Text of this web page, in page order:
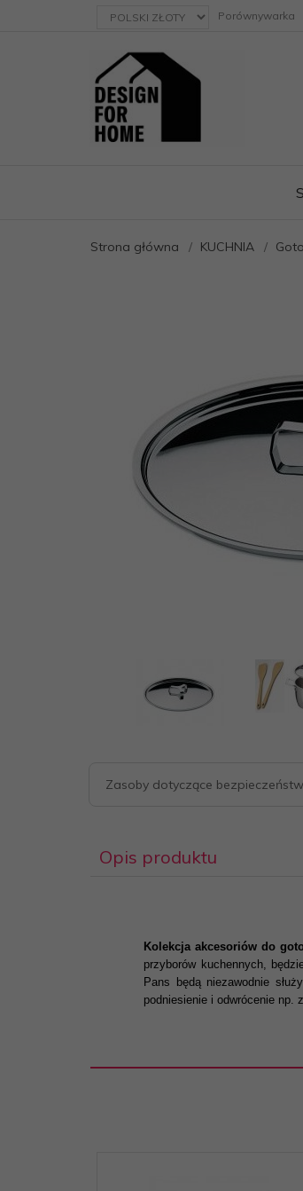
currency_h Porównywarka
Strona główna KUCHNIA
Zasoby dotyczące
Opis produktu
Kolekcja akcesoriów do
przyborów kuchennych,
Pans będą niezawodnie
podniesienie i odwrócenie np.